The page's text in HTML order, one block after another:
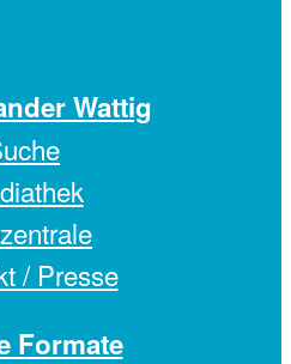
Wattig
/ Presse
Formate